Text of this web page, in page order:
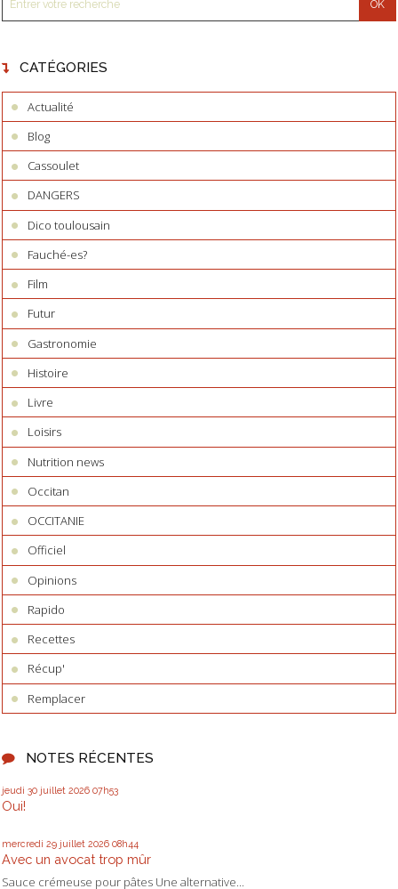
CATÉGORIES
Actualité
Blog
Cassoulet
DANGERS
Dico toulousain
Fauché-es?
Film
Futur
Gastronomie
Histoire
Livre
Loisirs
Nutrition news
Occitan
OCCITANIE
Officiel
Opinions
Rapido
Recettes
Récup'
Remplacer
NOTES RÉCENTES
jeudi 30 juillet 2026 07h53
Oui!
mercredi 29 juillet 2026 08h44
Avec un avocat trop mûr
Sauce crémeuse pour pâtes Une alternative...